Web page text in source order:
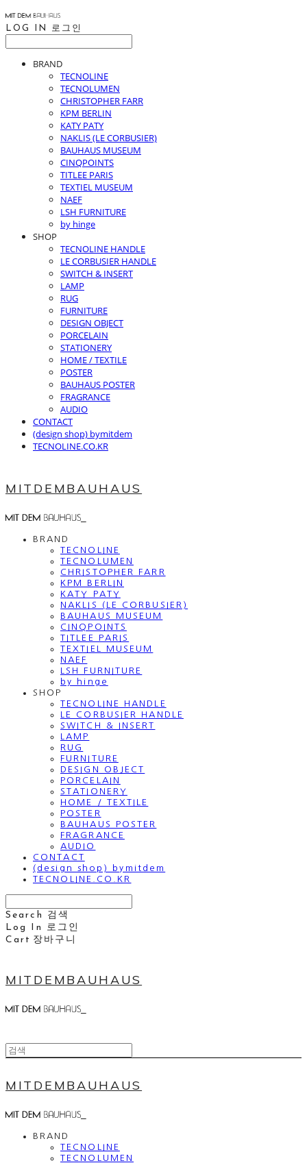
LOG IN 로그인
BRAND
TECNOLINE
TECNOLUMEN
CHRISTOPHER FARR
KPM BERLIN
KATY PATY
NAKLIS (LE CORBUSIER)
BAUHAUS MUSEUM
CINQPOINTS
TITLEE PARIS
TEXTIEL MUSEUM
NAEF
LSH FURNITURE
by hinge
SHOP
TECNOLINE HANDLE
LE CORBUSIER HANDLE
SWITCH & INSERT
LAMP
RUG
FURNITURE
DESIGN OBJECT
PORCELAIN
STATIONERY
HOME / TEXTILE
POSTER
BAUHAUS POSTER
FRAGRANCE
AUDIO
CONTACT
(design shop) bymitdem
TECNOLINE.CO.KR
MITDEMBAUHAUS
BRAND
TECNOLINE
TECNOLUMEN
CHRISTOPHER FARR
KPM BERLIN
KATY PATY
NAKLIS (LE CORBUSIER)
BAUHAUS MUSEUM
CINQPOINTS
TITLEE PARIS
TEXTIEL MUSEUM
NAEF
LSH FURNITURE
by hinge
SHOP
TECNOLINE HANDLE
LE CORBUSIER HANDLE
SWITCH & INSERT
LAMP
RUG
FURNITURE
DESIGN OBJECT
PORCELAIN
STATIONERY
HOME / TEXTILE
POSTER
BAUHAUS POSTER
FRAGRANCE
AUDIO
CONTACT
(design shop) bymitdem
TECNOLINE.CO.KR
Search
검색
Log In
로그인
Cart 장바구니
MITDEMBAUHAUS
MITDEMBAUHAUS
BRAND
TECNOLINE
TECNOLUMEN